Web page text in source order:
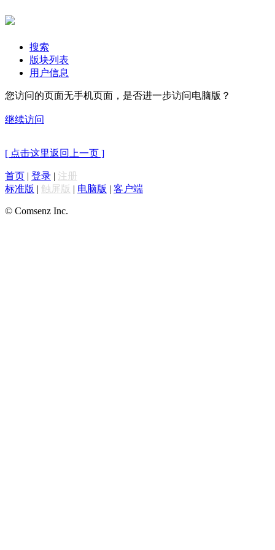
搜索
版块列表
用户信息
您访问的页面无手机页面，是否进一步访问电脑版？
继续访问
[ 点击这里返回上一页 ]
首页 | 登录 | 注册
标准版 | 触屏版 | 电脑版 | 客户端
© Comsenz Inc.